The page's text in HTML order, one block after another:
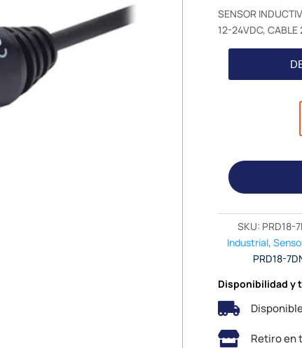
SENSOR
12-24VDC, CABLE
SKU: PRD18-
Industrial,
PRD18-
Disponibilidad y

 Retiro en